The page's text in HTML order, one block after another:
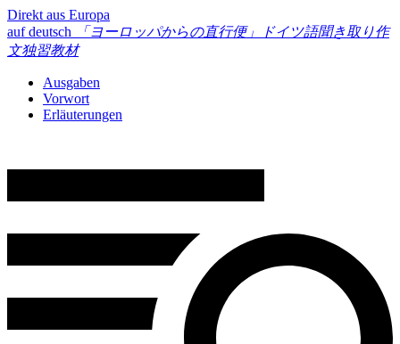
Direkt aus Europa
auf deutsch
「ヨーロッパからの直行便」
ドイツ語聞き取り作
文独習教材
Ausgaben
Vorwort
Erläuterungen